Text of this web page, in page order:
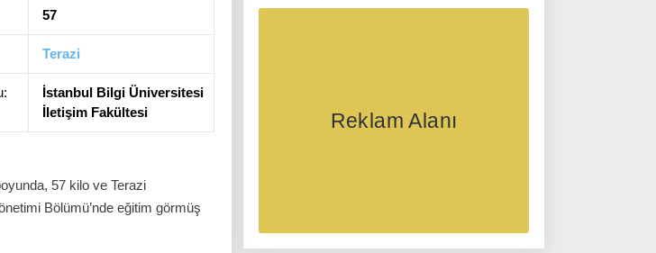
57
Terazi
İstanbul Bilgi Üniversitesi
İletişim Fakültesi
57 kilo ve Terazi
Bölümü’nde eğitim görmüş
Reklam Alanı